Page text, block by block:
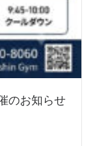
のお知らせ